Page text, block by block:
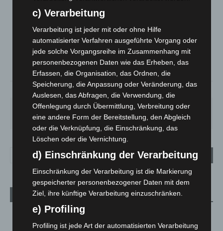
LANGENHAGEN
Überwiegend Bewölkt
21°C 21.7°
18.8°
59% 3.9m/s
FR.
21°
SA.
26°
SO.
32°
MO.
31°
DI.
23
Aktuelle Beiträge
Niedersachsen: Feuerwehrkräfte kehren nach
Waldbrandeinsatz aus Spanien zurück
c) Verarbeitung
Verarbeitung ist jeder mit oder ohne Hilfe
automatisierter Verfahren ausgeführte Vorgang oder
jede solche Vorgangsreihe im Zusammenhang mit
personenbezogenen Daten wie das Erheben, das
Erfassen, die Organisation, das Ordnen, die
Speicherung, die Anpassung oder Veränderung, das
Auslesen, das Abfragen, die Verwendung, die
Offenlegung durch Übermittlung, Verbreitung oder
eine andere Form der Bereitstellung, den Abgleich
oder die Verknüpfung, die Einschränkung, das
Löschen oder die Vernichtung.
d) Einschränkung der Verarbeitung
Einschränkung der Verarbeitung ist die Markierung
gespeicherter personenbezogener Daten mit dem
Ziel, ihre künftige Verarbeitung einzuschränken.
e) Profiling
Profiling ist jede Art der automatisierten Verarbeitung